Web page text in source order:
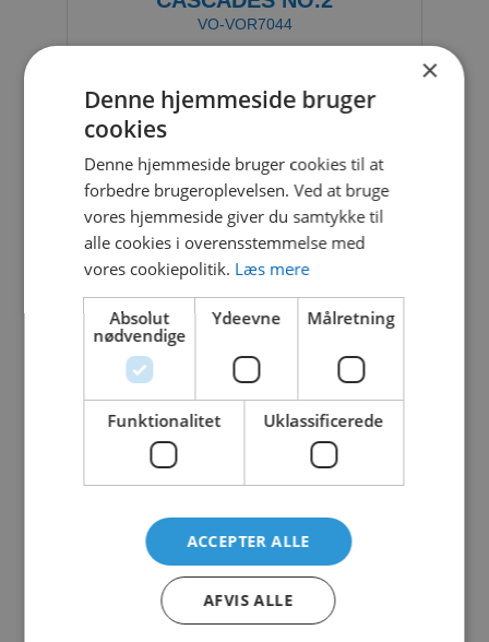
VO-VOR7044
CASCADES NO.3
VO-VOR7041
PLAYSAFE DRAIN NO.1
VO-VOR1001
RAINBOW NO.2
VO-VOR0548
×
Denne hjemmeside bruger
cookies
Denne hjemmeside bruger cookies til at
forbedre brugeroplevelsen. Ved at bruge
vores hjemmeside giver du samtykke til
alle cookies i overensstemmelse med
vores cookiepolitik. Læs mere
Absolut
nødvendige
Ydeevne Målretning
Funktionalitet Uklassificerede
ACCEPTER ALLE
AFVIS ALLE